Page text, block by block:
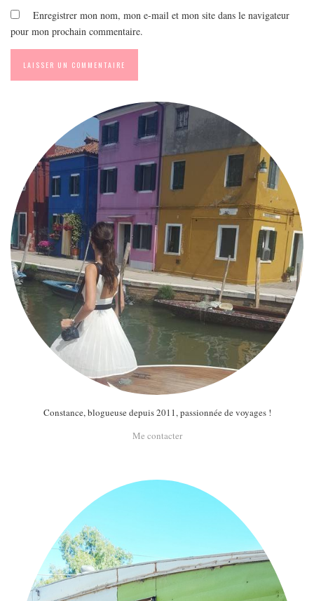
Enregistrer mon nom, mon e-mail et mon site dans le navigateur
pour mon prochain commentaire.
Constance, blogueuse depuis 2011, passionnée de voyages !
Me contacter